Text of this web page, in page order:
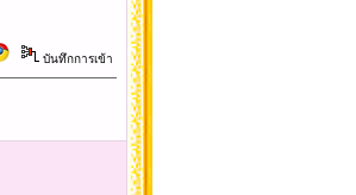
บันทึกการเข้า